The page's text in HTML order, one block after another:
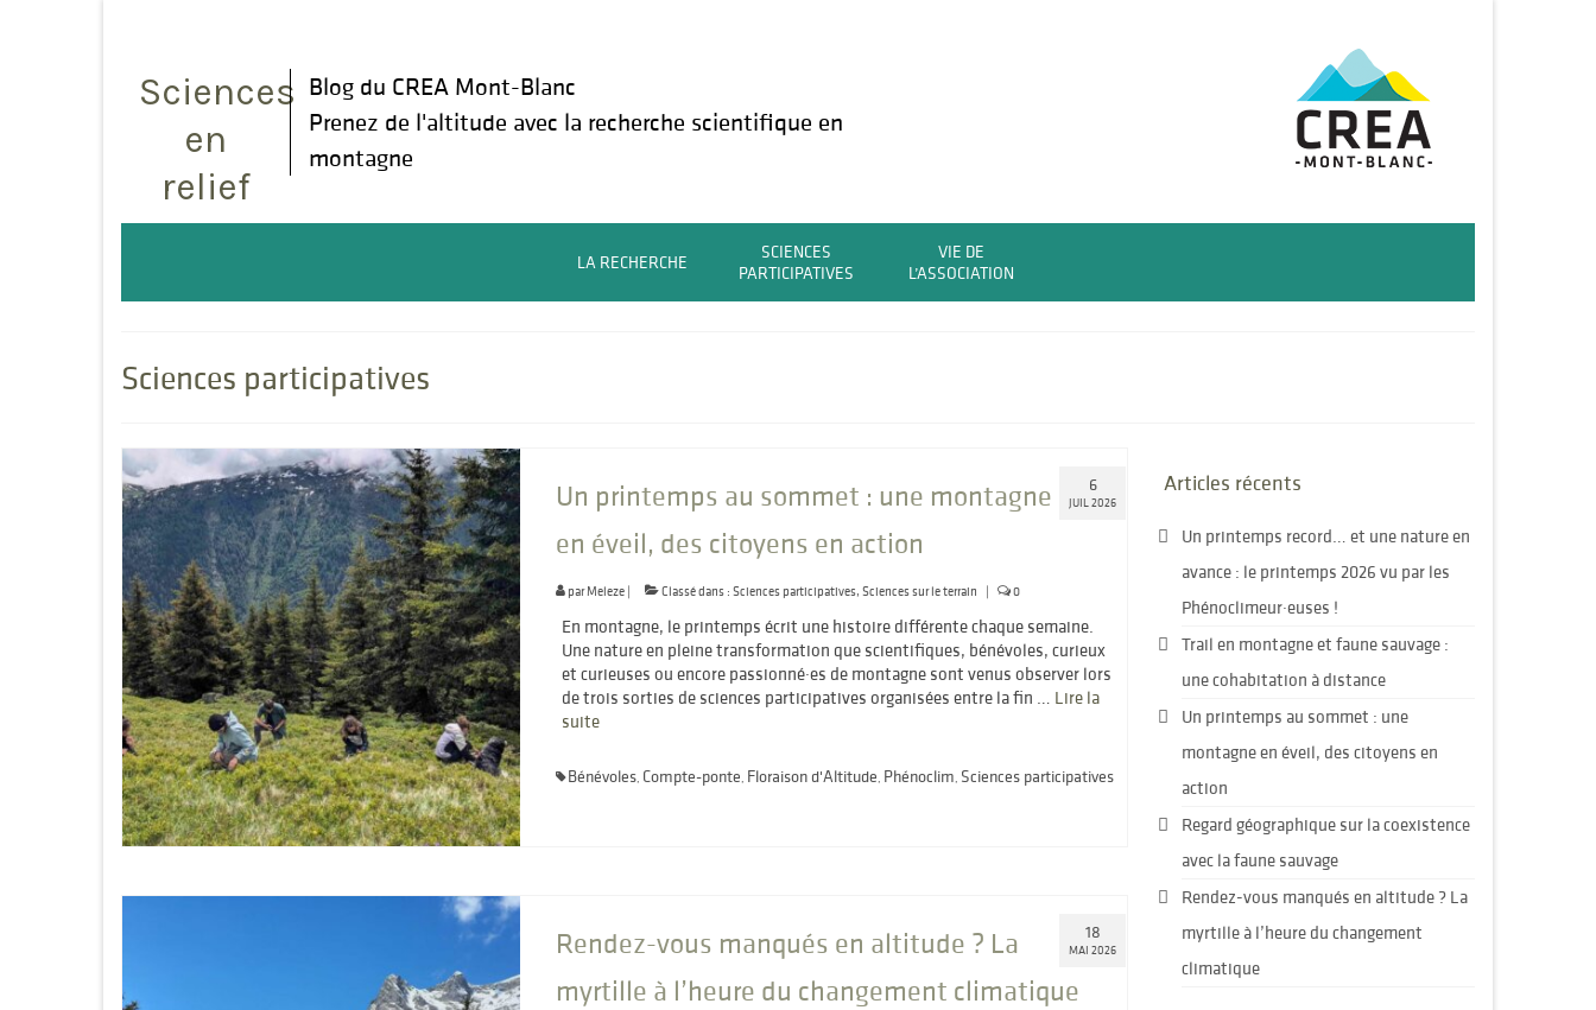
Sciences
en
relief
Blog du CREA Mont-Blanc
Prenez de l'altitude avec la recherche scientifique en
montagne
LA RECHERCHE
SCIENCES
PARTICIPATIVES
VIE DE
L’ASSOCIATION
Sciences participatives
6
JUIL 2026
Un printemps au sommet : une montagne
en éveil, des citoyens en action
parMeleze| Classé dans : Sciences participatives, Sciences sur le terrain | 0
En montagne, le printemps écrit une histoire différente chaque semaine.
Une nature en pleine transformation que scientifiques, bénévoles, curieux
et curieuses ou encore passionné·es de montagne sont venus observer lors
de trois sorties de sciences participatives organisées entre la fin … Lire la
suite­­
Bénévoles, Compte-ponte, Floraison d'Altitude, Phénoclim, Sciences participatives
18
MAI 2026
Rendez-vous manqués en altitude ? La
myrtille à l’heure du changement climatique
Articles récents
Un printemps record… et une nature en
avance : le printemps 2026 vu par les
Phénoclimeur·euses !
Trail en montagne et faune sauvage :
une cohabitation à distance
Un printemps au sommet : une
montagne en éveil, des citoyens en
action
Regard géographique sur la coexistence
avec la faune sauvage
Rendez-vous manqués en altitude ? La
myrtille à l’heure du changement
climatique